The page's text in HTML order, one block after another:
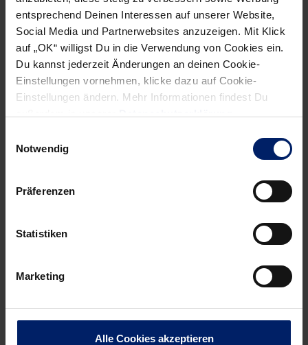
entsprechend Deinen Interessen auf unserer Website,
Social Media und Partnerwebsites anzuzeigen. Mit Klick
auf „OK“ willigst Du in die Verwendung von Cookies ein.
Du kannst jederzeit Änderungen an deinen Cookie-
Einstellungen vornehmen, klicke dazu auf Cookie-
Einstellungen ändern. Mehr Informationen findest Du
Notwendig
Präferenzen
Statistiken
Marketing
Alle Cookies akzeptieren
Wenn du per E-Mail über Aktuelles aus der Löwenwelt
informiert werden willst, kannst du den Rhein-Neckar Löwen
Newsletterhier abonnieren.
navigation